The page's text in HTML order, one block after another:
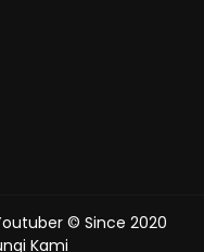
© Since 2020
Kami